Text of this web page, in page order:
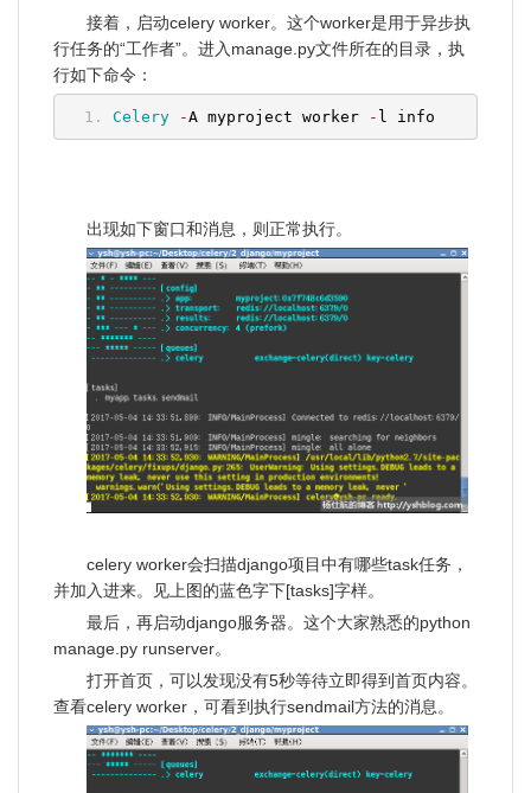
接着，启动celery worker。这个worker是用于异步执
行任务的“工作者”。进入manage.py文件所在的目录，执
行如下命令：
Celery -A myproject worker - l info
出现如下窗口和消息，则正常执行。
celery worker会扫描django项目中有哪些task任务，
并加入进来。见上图的蓝色字下[tasks]字样。
最后，再启动django服务器。这个大家熟悉的python
manage.py runserver。
打开首页，可以发现没有5秒等待立即得到首页内容。
查看celery worker，可看到执行sendmail方法的消息。